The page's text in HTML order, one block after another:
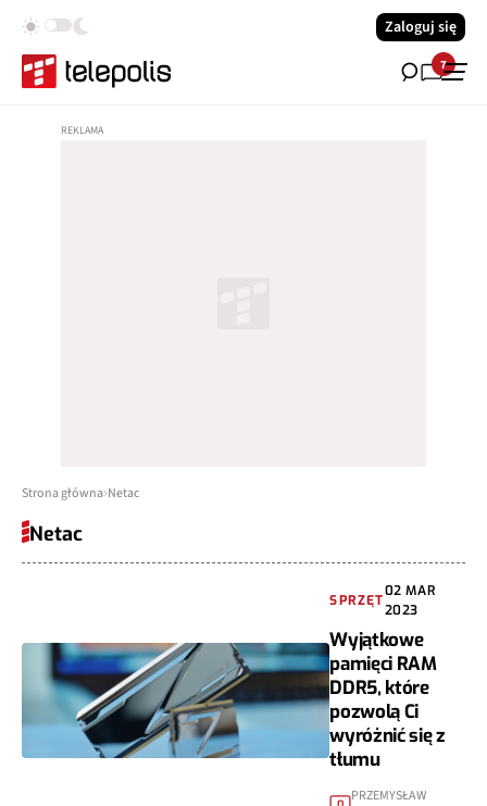
Zaloguj się
7
Strona główna Netac
Netac
SPRZĘT
02 MAR
2023
Wyjątkowe
pamięci RAM
DDR5, które
pozwolą Ci
wyróżnić się z
tłumu
PRZEMYSŁAW